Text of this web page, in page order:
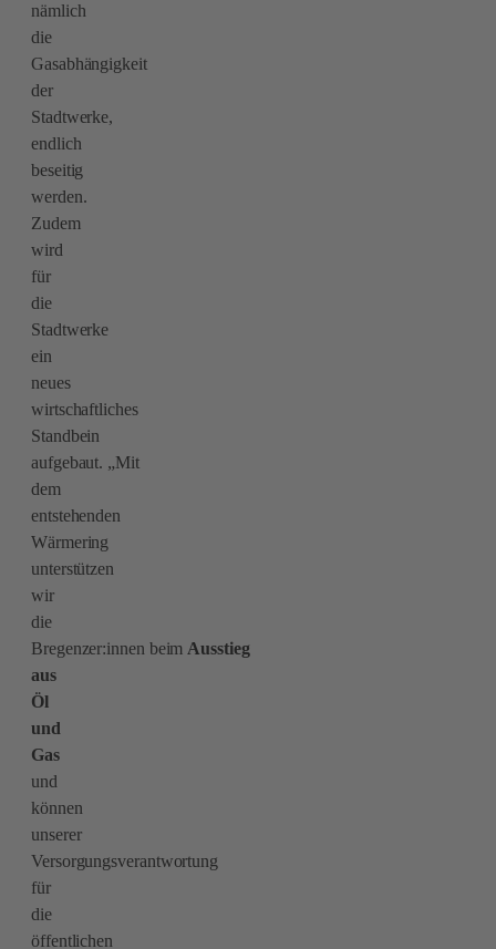
nämlich
die
Gasabhängigkeit
der
Stadtwerke,
endlich
beseitig
werden.
Zudem
wird
für
die
Stadtwerke
ein
neues
wirtschaftliches
Standbein
aufgebaut. „Mit
dem
entstehenden
Wärmering
unterstützen
wir
die
Bregenzer:innen beim Ausstieg
aus
Öl
und
Gas
und
können
unserer
Versorgungsverantwortung
für
die
öffentlichen